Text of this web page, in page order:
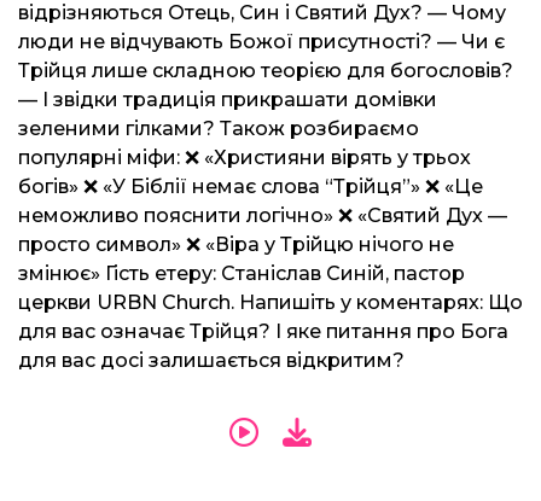
відрізняються Отець, Син і Святий Дух? — Чому
люди не відчувають Божої присутності? — Чи є
Трійця лише складною теорією для богословів?
— І звідки традиція прикрашати домівки
зеленими гілками? Також розбираємо
популярні міфи: ❌ «Християни вірять у трьох
богів» ❌ «У Біблії немає слова “Трійця”» ❌ «Це
неможливо пояснити логічно» ❌ «Святий Дух —
просто символ» ❌ «Віра у Трійцю нічого не
змінює» Гість етеру: Станіслав Синій, пастор
церкви URBN Church. Напишіть у коментарях: Що
для вас означає Трійця? І яке питання про Бога
для вас досі залишається відкритим?